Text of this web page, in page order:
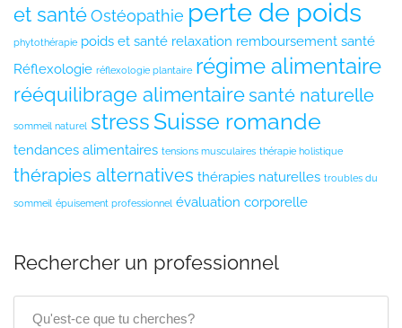
et santéOstéopathie perte de poids
phytothérapie poids et santé relaxation remboursement santé
Réflexologie réflexologie plantaire régime alimentaire
rééquilibrage alimentairesanté naturelle
sommeil naturel stress Suisse romande
tendances alimentaires tensions musculaires thérapie holistique
thérapies alternatives thérapies naturelles troubles du
sommeil épuisement professionnel évaluation corporelle
Rechercher un professionnel